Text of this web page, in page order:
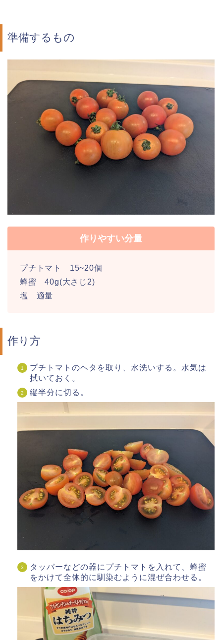
準備するもの
作りやすい分量
プチトマト 15~20個
蜂蜜 40g(大さじ2)
塩 適量
作り方
プチトマトのヘタを取り、水洗いする。水気は
拭いておく。
縦半分に切る。
タッパーなどの器にプチトマトを入れて、蜂蜜
をかけて全体的に馴染むように混ぜ合わせる。